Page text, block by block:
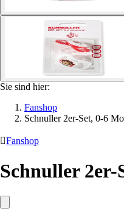
Sie sind hier:
Fanshop
Schnuller 2er-Set, 0-6
Fanshop
Schnuller 2er-